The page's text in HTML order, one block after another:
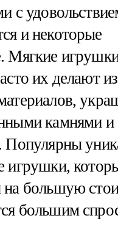
с
и некоторые
Мягкие
их делают из
камнями и
Популярны
игрушки,
на большую
большим